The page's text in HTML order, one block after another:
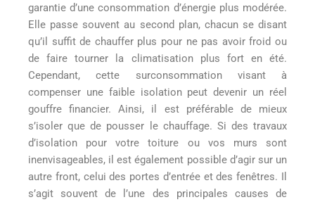
garantie d’une consommation d’énergie plus modérée.
Elle passe souvent au second plan, chacun se disant
qu’il suffit de chauffer plus pour ne pas avoir froid ou
de faire tourner la climatisation plus fort en été.
Cependant, cette surconsommation visant à
compenser une faible isolation peut devenir un réel
gouffre financier. Ainsi, il est préférable de mieux
s’isoler que de pousser le chauffage. Si des travaux
d’isolation pour votre toiture ou vos murs sont
inenvisageables, il est également possible d’agir sur un
autre front, celui des portes d’entrée et des fenêtres. Il
s’agit souvent de l’une des principales causes de